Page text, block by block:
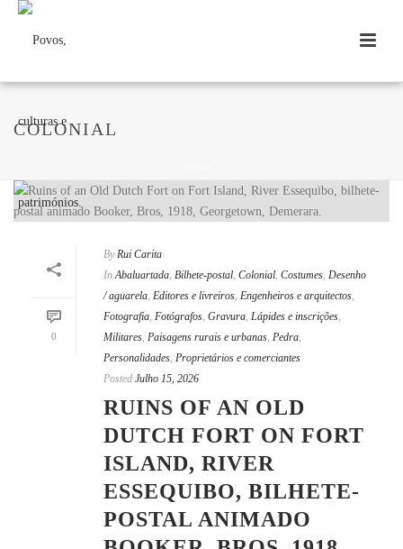
COLONIAL
0
By Rui Carita
In Abaluartada, Bilhete-postal, Colonial, Costumes, Desenho
/ aguarela, Editores e livreiros, Engenheiros e arquitectos,
Fotografia, Fotógrafos, Gravura, Lápides e inscrições,
Militares, Paisagens rurais e urbanas, Pedra,
Personalidades, Proprietários e comerciantes
Posted Julho 15, 2026
RUINS OF AN OLD
DUTCH FORT ON FORT
ISLAND, RIVER
ESSEQUIBO, BILHETE-
POSTAL ANIMADO